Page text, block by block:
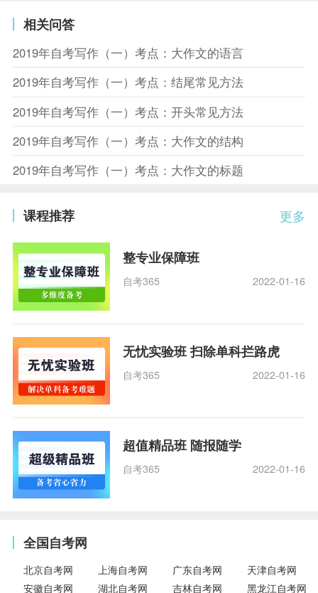
相关问答
2019年自考写作（一）考点：大作文的语言
2019年自考写作（一）考点：结尾常见方法
2019年自考写作（一）考点：开头常见方法
2019年自考写作（一）考点：大作文的结构
2019年自考写作（一）考点：大作文的标题
更多
课程推荐
整专业保障班
自考365 2022-01-16
无忧实验班 扫除单科拦路虎
自考365 2022-01-16
超值精品班 随报随学
自考365 2022-01-16
全国自考网
北京自考网 上海自考网 广东自考网
天津自考网
安徽自考网
湖北自考网 吉林自考网 黑龙江自考网